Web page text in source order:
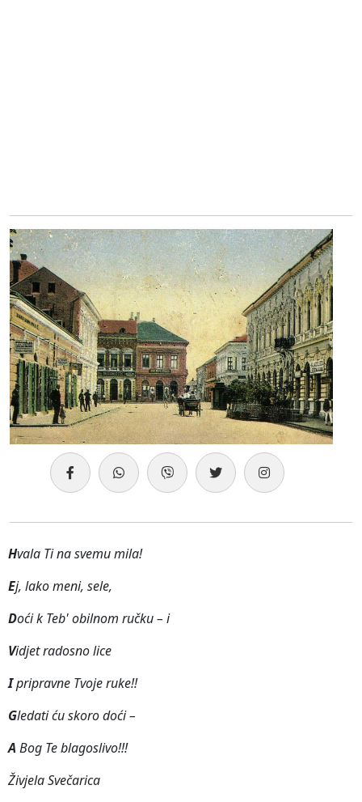
Hvala Ti na svemu mila!
Ej, lako meni, sele,
Doći k Teb' obilnom ručku – i
Vidjet radosno lice
Ipripravne Tvoje ruke!!
Gledati ću skoro doći –
A Bog Te blagoslivo!!!
Živjela Svečarica